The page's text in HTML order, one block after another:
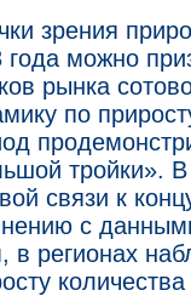
зрения
года можно
рынка
по
тройки».
связи к
с
в регионах